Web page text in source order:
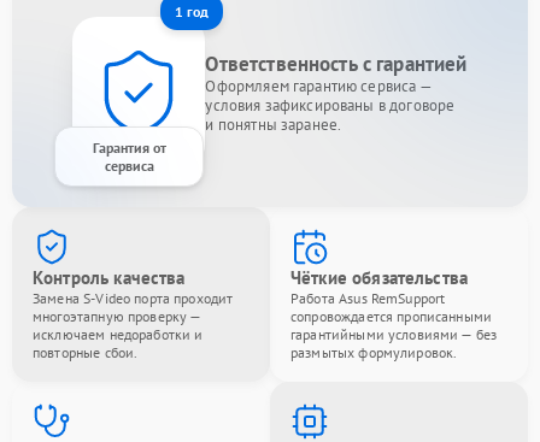
1 год
Гарантия от
сервиса
Ответственность с гарантией
Оформляем гарантию сервиса —
условия зафиксированы в договоре
и понятны заранее.
Контроль качества
Замена S-Video порта проходит
многоэтапную проверку —
исключаем недоработки и
повторные сбои.
Чёткие обязательства
Работа Asus RemSupport
сопровождается прописанными
гарантийными условиями — без
размытых формулировок.